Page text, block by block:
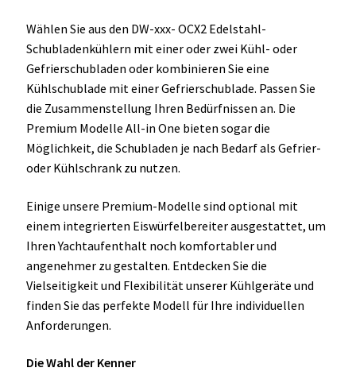
Wählen Sie aus den DW-xxx- OCX2 Edelstahl-
Schubladenkühlern mit einer oder zwei Kühl- oder
Gefrierschubladen oder kombinieren Sie eine
Kühlschublade mit einer Gefrierschublade. Passen Sie
die Zusammenstellung Ihren Bedürfnissen an. Die
Premium Modelle All-in One bieten sogar die
Möglichkeit, die Schubladen je nach Bedarf als Gefrier-
oder Kühlschrank zu nutzen.
Einige unsere Premium-Modelle sind optional mit
einem integrierten Eiswürfelbereiter ausgestattet, um
Ihren Yachtaufenthalt noch komfortabler und
angenehmer zu gestalten. Entdecken Sie die
Vielseitigkeit und Flexibilität unserer Kühlgeräte und
finden Sie das perfekte Modell für Ihre individuellen
Anforderungen.
Die Wahl der Kenner